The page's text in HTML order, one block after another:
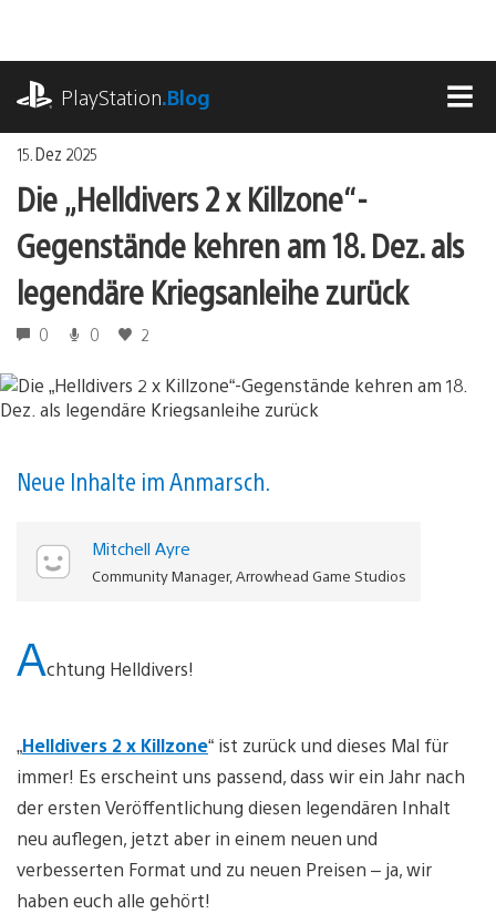
springen
PlayStation.Blog
15. Dez 2025
Die „Helldivers 2 x Killzone“-
Gegenstände kehren am 18. Dez. als
legendäre Kriegsanleihe zurück
0 0 2
Neue Inhalte im Anmarsch.
Mitchell Ayre
Community Manager, Arrowhead Game Studios
Achtung Helldivers!
„Helldivers 2 x Killzone“ ist zurück und dieses Mal für
immer! Es erscheint uns passend, dass wir ein Jahr nach
der ersten Veröffentlichung diesen legendären Inhalt
neu auflegen, jetzt aber in einem neuen und
verbesserten Format und zu neuen Preisen – ja, wir
haben euch alle gehört!